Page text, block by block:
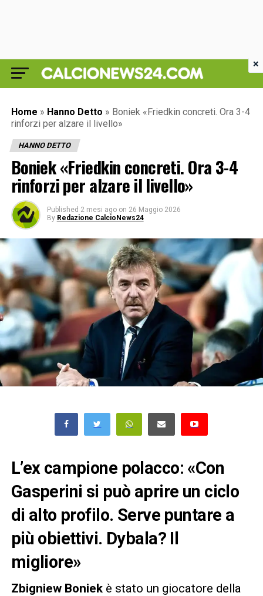
Home » Hanno Detto » Boniek «Friedkin concreti. Ora 3-4
rinforzi per alzare il livello»
HANNO DETTO
Boniek «Friedkin concreti. Ora 3-4
rinforzi per alzare il livello»
Published 2 mesi ago on 26 Maggio 2026
By Redazione CalcioNews24
L’ex campione polacco: «Con
Gasperini si può aprire un ciclo
di alto profilo. Serve puntare a
più obiettivi. Dybala? Il
migliore»
Zbigniew Boniekè stato un giocatore della
×